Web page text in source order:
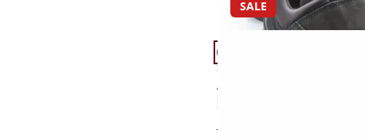
Artikel 7 von 12.
Passform Schuhweite G.
SALE
Schuhweite G
Antishock-Sandalenschuh